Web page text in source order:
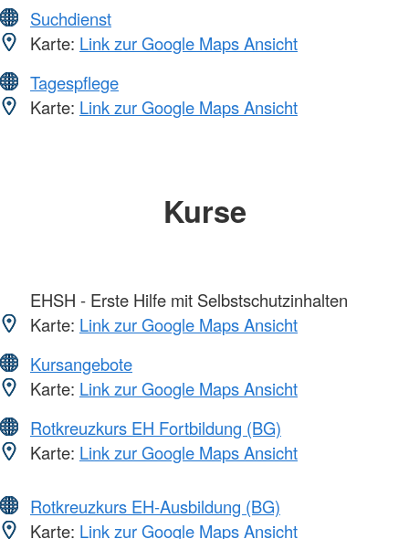
Suchdienst
Karte: Link zur Google Maps Ansicht
Tagespflege
Karte: Link zur Google Maps Ansicht
Kurse
EHSH - Erste Hilfe mit Selbstschutzinhalten
Karte: Link zur Google Maps Ansicht
Kursangebote
Karte: Link zur Google Maps Ansicht
Rotkreuzkurs EH Fortbildung (BG)
Karte: Link zur Google Maps Ansicht
Rotkreuzkurs EH-Ausbildung (BG)
Karte: Link zur Google Maps Ansicht